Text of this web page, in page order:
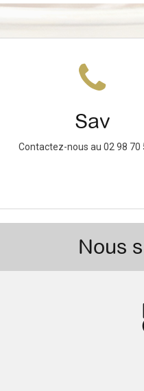
Sav
Contactez-nous au 02 98 70
Nous